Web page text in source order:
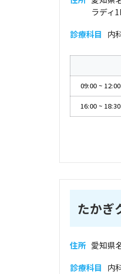
ラディ
診療科目 内
09:00 ~ 12:00
16:00 ~ 18:30
たかぎ
住所 愛知県
診療科目 内